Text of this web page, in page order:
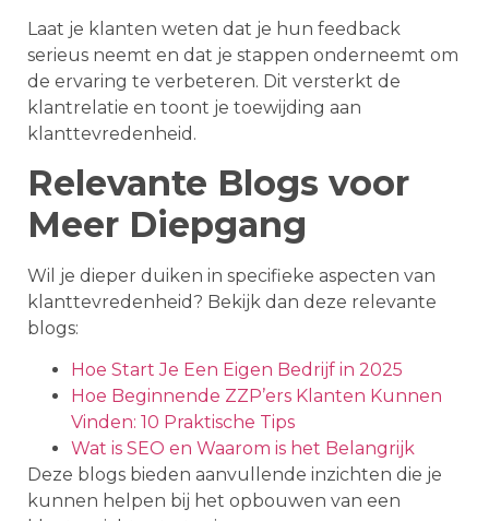
Laat je klanten weten dat je hun feedback
serieus neemt en dat je stappen onderneemt om
de ervaring te verbeteren. Dit versterkt de
klantrelatie en toont je toewijding aan
klanttevredenheid.
Relevante Blogs voor
Meer Diepgang
Wil je dieper duiken in specifieke aspecten van
klanttevredenheid? Bekijk dan deze relevante
blogs:
Hoe Start Je Een Eigen Bedrijf in 2025
Hoe Beginnende ZZP’ers Klanten Kunnen
Vinden: 10 Praktische Tips
Wat is SEO en Waarom is het Belangrijk
Deze blogs bieden aanvullende inzichten die je
kunnen helpen bij het opbouwen van een